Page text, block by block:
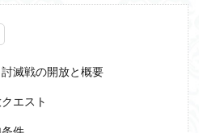
滅戦の開放と概要
エスト